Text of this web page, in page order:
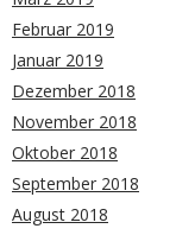
Februar 2019
Januar 2019
Dezember 2018
November 2018
Oktober 2018
September 2018
August 2018